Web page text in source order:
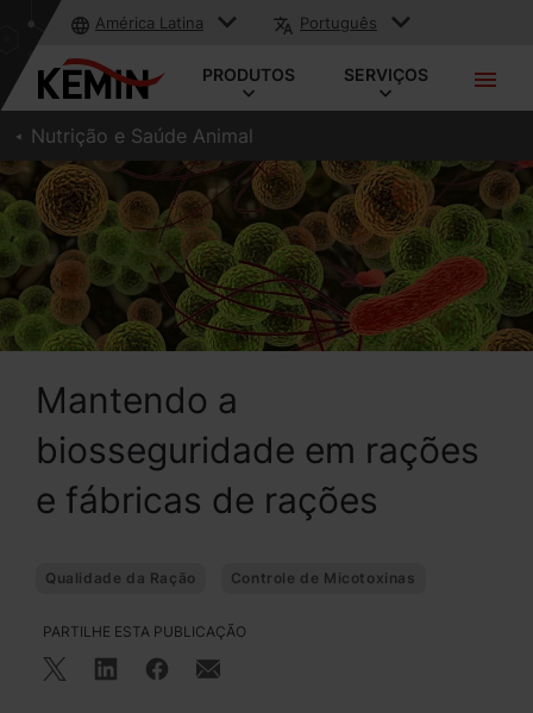
América Latina Português
PRODUTOS SERVIÇOS
Nutrição e Saúde Animal
Mantendo a
biosseguridade em rações
e fábricas de rações
Qualidade da Ração Controle de Micotoxinas
PARTILHE ESTA PUBLICAÇÃO